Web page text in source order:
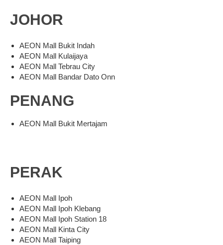
JOHOR
AEON Mall Bukit Indah
AEON Mall Kulaijaya
AEON Mall Tebrau City
AEON Mall Bandar Dato Onn
PENANG
AEON Mall Bukit Mertajam
PERAK
AEON Mall Ipoh
AEON Mall Ipoh Klebang
AEON Mall Ipoh Station 18
AEON Mall Kinta City
AEON Mall Taiping